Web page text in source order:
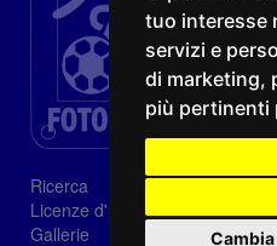
tuo interesse
servizi e
di marketing,
più pertinenti
Ricerca
Licenze d'utilizzo
Gallerie